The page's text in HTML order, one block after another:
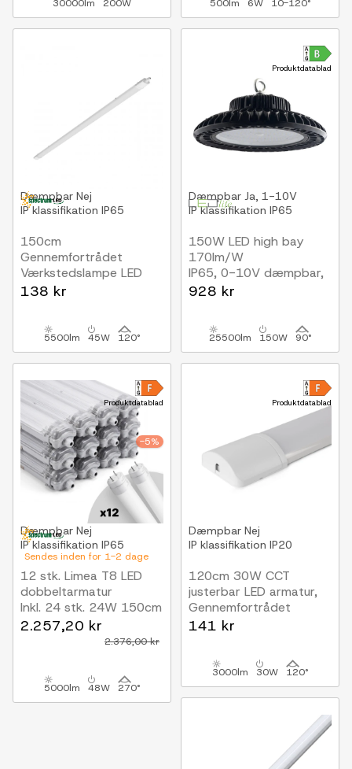
30000lm 200W 500lm 6W 10-120°
Dæmpbar Nej
IP klassifikation IP65
150cm
Gennemfortrådet
Værkstedslampe LED
45W LED armatur,
138 kr
5500lm 45W 120°
Produktdatablad
Dæmpbar Ja, 1-10V
IP klassifikation IP65
150W LED high bay
170lm/W
IP65, 0-10V dæmpbar,
Inkl. 30 cm
928 kr
25500lm 150W 90°
Produktdatablad
-5%
Sendes inden for 1-2 dage
Dæmpbar Nej
IP klassifikation IP65
12 stk. Limea T8 LED
dobbeltarmatur
Inkl. 24 stk. 24W 150cm
LED rør, IP65 vandtæt
2.257,20 kr
2.376,00 kr
5000lm 48W 270°
Produktdatablad
Dæmpbar Nej
IP klassifikation IP20
120cm 30W CCT
justerbar LED armatur,
Gennemfortrådet
Kan seriekobles
141 kr
3000lm 30W 120°